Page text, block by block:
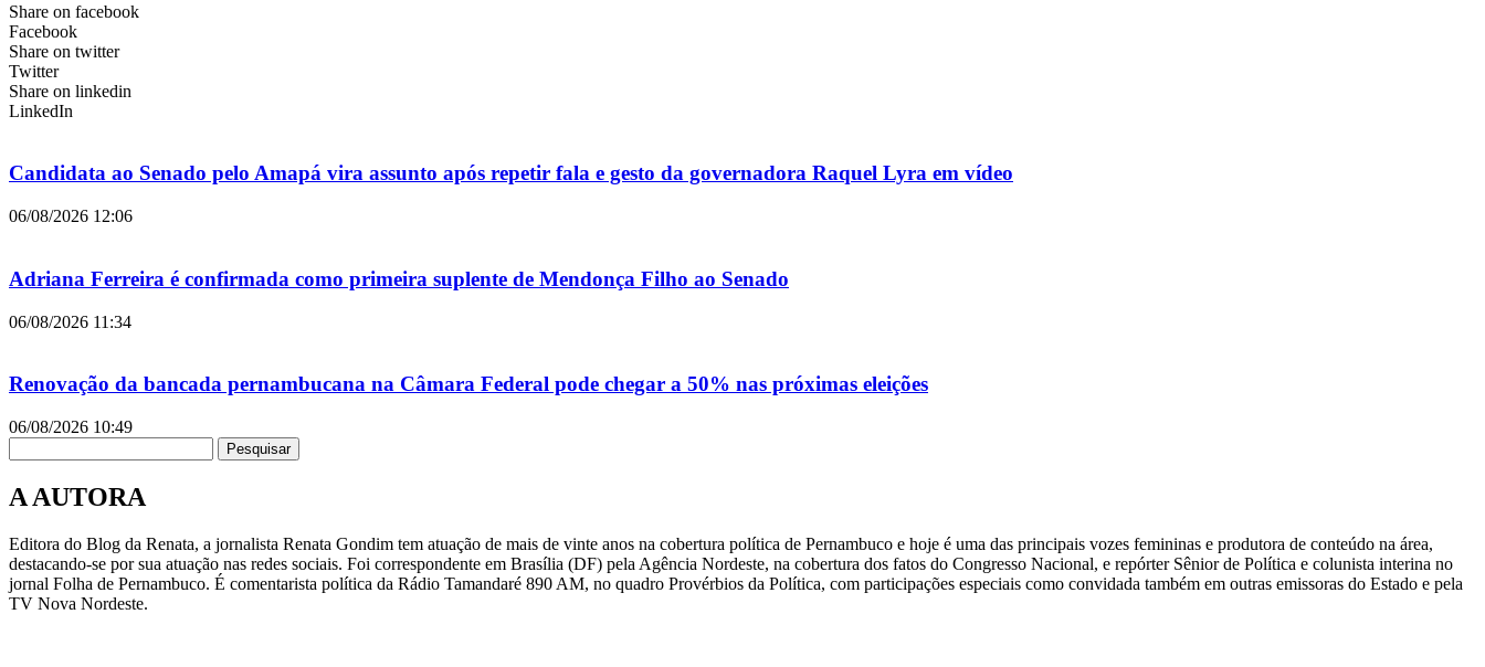
Share on facebook
Facebook
Share on twitter
Twitter
Share on linkedin
LinkedIn
Candidata ao Senado pelo Amapá vira assunto após repetir fala e gesto da governadora Raquel Lyra em vídeo
06/08/2026 12:06
Adriana Ferreira é confirmada como primeira suplente de Mendonça Filho ao Senado
06/08/2026 11:34
Renovação da bancada pernambucana na Câmara Federal pode chegar a 50% nas próximas eleições
06/08/2026 10:49
Pesquisar
A AUTORA
Editora do Blog da Renata, a jornalista Renata Gondim tem atuação de mais de vinte anos na cobertura política de Pernambuco e hoje é uma das principais vozes femininas e produtora de conteúdo na área,
destacando-se por sua atuação nas redes sociais. Foi correspondente em Brasília (DF) pela Agência Nordeste, na cobertura dos fatos do Congresso Nacional, e repórter Sênior de Política e colunista interina no
jornal Folha de Pernambuco. É comentarista política da Rádio Tamandaré 890 AM, no quadro Provérbios da Política, com participações especiais como convidada também em outras emissoras do Estado e pela
TV Nova Nordeste.